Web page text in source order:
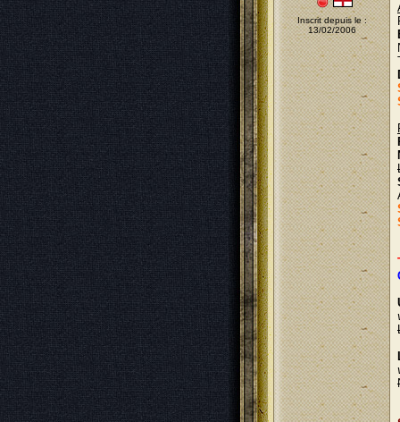
Inscrit depuis le :
13/02/2006